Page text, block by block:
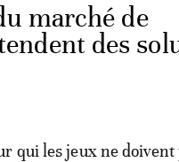
marché de
des
qui les jeux ne doivent